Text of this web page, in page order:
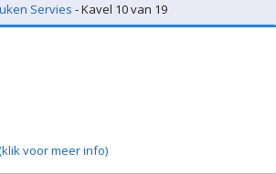
Servies - Kavel 10 van 19
voor meer info)